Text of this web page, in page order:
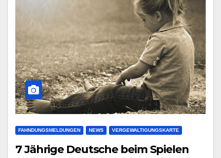
FAHNDUNGSMELDUNGEN NEWS VERGEWALTIGUNGSKARTE
7 Jährige Deutsche beim Spielen